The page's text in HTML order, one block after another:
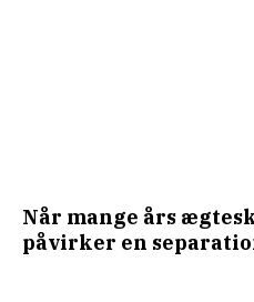
Når mange års
påvirker en